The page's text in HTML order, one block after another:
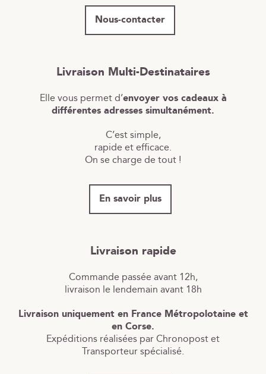
Nous-contacter
Livraison Multi-Destinataires
Elle vous permet d’envoyer vos cadeaux à
différentes adresses simultanément.
C’est simple,
rapide et efficace.
On se charge de tout !
En savoir plus
Livraison rapide
Commande passée avant 12h,
livraison le lendemain avant 18h
Livraison uniquement en France Métropolotaine et
en Corse.
Expéditions réalisées par Chronopost et
Transporteur spécialisé.